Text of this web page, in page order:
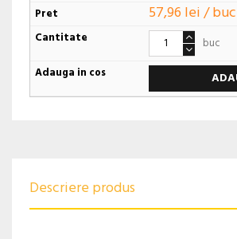
57,96 lei / buc
buc
Descriere produs